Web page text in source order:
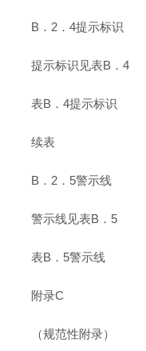
B．2．4提示标识
提示标识见表B．4
表B．4提示标识
续表
B．2．5警示线
警示线见表B．5
表B．5警示线
附录C
（规范性附录）